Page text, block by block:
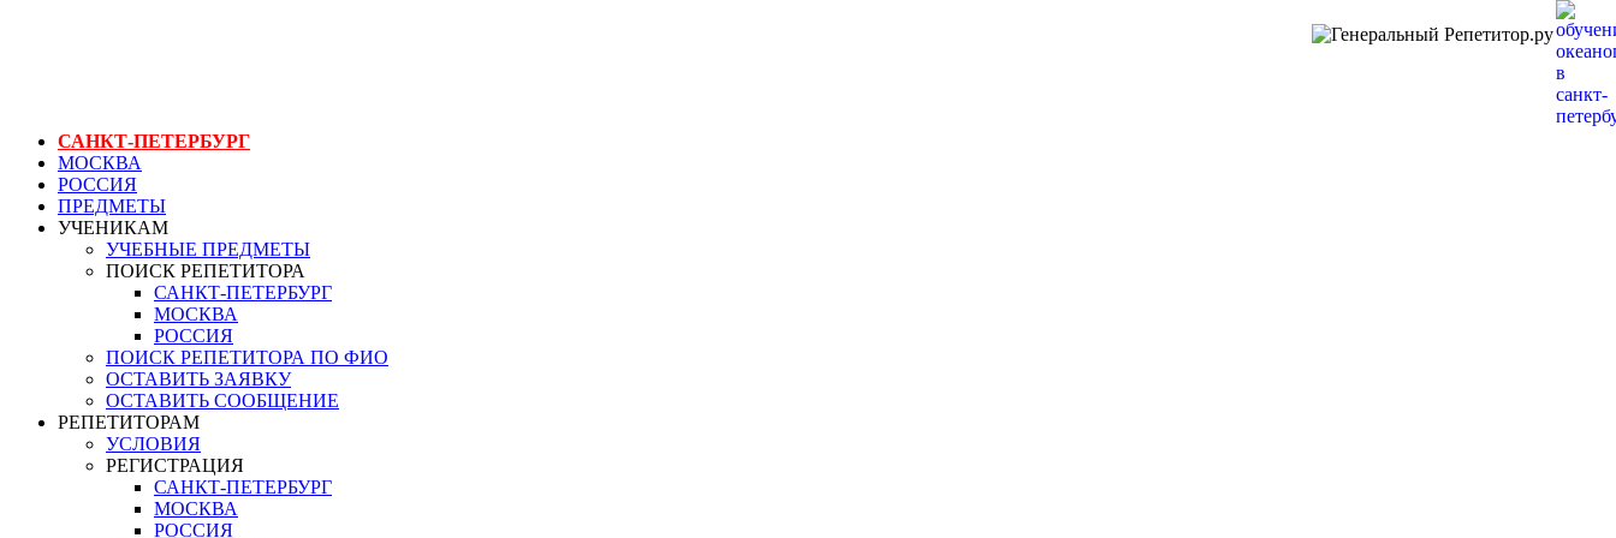
САНКТ-ПЕТЕРБУРГ
МОСКВА
РОССИЯ
ПРЕДМЕТЫ
УЧЕНИКАМ
УЧЕБНЫЕ ПРЕДМЕТЫ
ПОИСК РЕПЕТИТОРА
САНКТ-ПЕТЕРБУРГ
МОСКВА
РОССИЯ
ПОИСК РЕПЕТИТОРА ПО ФИО
ОСТАВИТЬ ЗАЯВКУ
ОСТАВИТЬ СООБЩЕНИЕ
РЕПЕТИТОРАМ
УСЛОВИЯ
РЕГИСТРАЦИЯ
САНКТ-ПЕТЕРБУРГ
МОСКВА
РОССИЯ